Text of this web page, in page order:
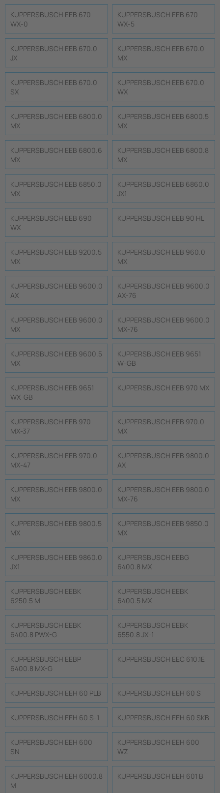
KUPPERSBUSCH EEB 670
WX-0
KUPPERSBUSCH EEB 670
WX-5
KUPPERSBUSCH EEB 670.0
JX
KUPPERSBUSCH EEB 670.0
MX
KUPPERSBUSCH EEB 670.0
SX
KUPPERSBUSCH EEB 670.0
WX
KUPPERSBUSCH EEB 6800.0
MX
KUPPERSBUSCH EEB 6800.5
MX
KUPPERSBUSCH EEB 6800.6
MX
KUPPERSBUSCH EEB 6800.8
MX
KUPPERSBUSCH EEB 6850.0
MX
KUPPERSBUSCH EEB 6860.0
JX1
KUPPERSBUSCH EEB 690
WX
KUPPERSBUSCH EEB 90 HL
KUPPERSBUSCH EEB 9200.5
MX
KUPPERSBUSCH EEB 960.0
MX
KUPPERSBUSCH EEB 9600.0
AX
KUPPERSBUSCH EEB 9600.0
AX-76
KUPPERSBUSCH EEB 9600.0
MX
KUPPERSBUSCH EEB 9600.0
MX-76
KUPPERSBUSCH EEB 9600.5
MX
KUPPERSBUSCH EEB 9651
W-GB
KUPPERSBUSCH EEB 9651
WX-GB
KUPPERSBUSCH EEB 970 MX
KUPPERSBUSCH EEB 970
MX-37
KUPPERSBUSCH EEB 970.0
MX
KUPPERSBUSCH EEB 970.0
MX-47
KUPPERSBUSCH EEB 9800.0
AX
KUPPERSBUSCH EEB 9800.0
MX
KUPPERSBUSCH EEB 9800.0
MX-76
KUPPERSBUSCH EEB 9800.5
MX
KUPPERSBUSCH EEB 9850.0
MX
KUPPERSBUSCH EEB 9860.0
JX1
KUPPERSBUSCH EEBG
6400.8 MX
KUPPERSBUSCH EEBK
6250.5 M
KUPPERSBUSCH EEBK
6400.5 MX
KUPPERSBUSCH EEBK
6400.8 PWX-G
KUPPERSBUSCH EEBK
6550.8 JX-1
KUPPERSBUSCH EEBP
6400.8 MX-G
KUPPERSBUSCH EEC 610.1E
KUPPERSBUSCH EEH 60 PLB KUPPERSBUSCH EEH 60 S
KUPPERSBUSCH EEH 60 S-1 KUPPERSBUSCH EEH 60 SKB
KUPPERSBUSCH EEH 600
SN
KUPPERSBUSCH EEH 600
WZ
KUPPERSBUSCH EEH 6000.8
M
KUPPERSBUSCH EEH 601 B